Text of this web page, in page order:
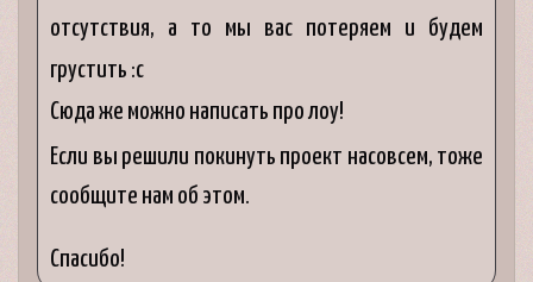
отсутствия, а то мы вас потеряем и будем
грустить :с
Сюда же можно написать про лоу!
Если вы решили покинуть проект насовсем, тоже
сообщите нам об этом.
Спасибо!